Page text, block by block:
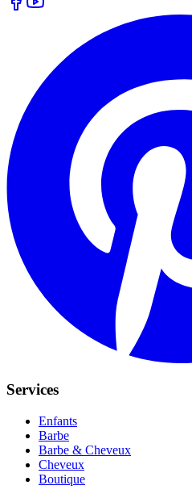
Services
Enfants
Barbe
Barbe & Cheveux
Cheveux
Boutique